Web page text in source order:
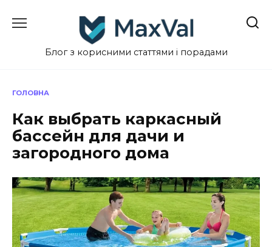
до
Блог з корисними статтями і порадами
ГОЛОВНА
Как выбрать каркасный
бассейн для дачи и
загородного дома